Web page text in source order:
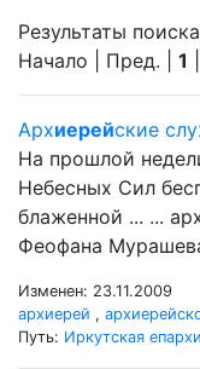
Результаты
Начало | Пред. | 1
Архиерейские
На прошлой
Небесных Сил
блаженной ... ...
Феофана
Изменен: 23.11.2009
архиерей ,
Путь: Иркутская